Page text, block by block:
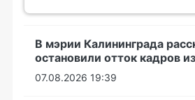
В мэрии Калининграда
остановили отток кадров
07.08.2026 19:39